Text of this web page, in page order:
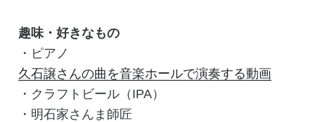
趣味・好きなもの
・ピアノ
久石譲さんの曲を音楽ホールで演奏する動画
・クラフトビール（IPA）
・明石家さんま師匠